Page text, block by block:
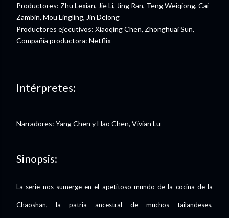
Productores: Zhu Lexian, Jie Li, Jing Ran, Teng Weiqiong, Cai
Zambin, Mou Lingling, Jin Delong
Productores ejecutivos: Xiaoqing Chen, Zhonghuai Sun,
Compañía productora: Netflix
Intérpretes:
Narradores: Yang Chen y Hao Chen, Vivian Lu
Sinopsis:
La serie nos sumerge en el apetitoso mundo de la cocina de la
Chaoshan, la patria ancestral de muchos tailandeses,